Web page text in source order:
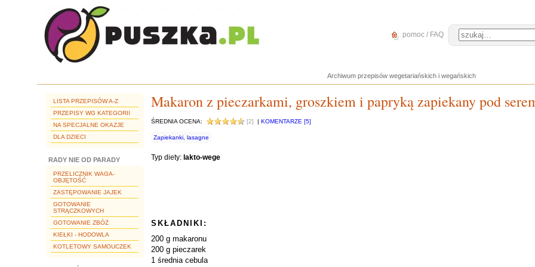
pomoc / FAQ
Archiwum przepisów wegetariańskich i wegańskich
LISTA PRZEPISÓW A-Z
PRZEPISY WG KATEGORII
NA SPECJALNE OKAZJE
DLA DZIECI
RADY NIE OD PARADY
PRZELICZNIK WAGA-
OBJĘTOŚĆ
ZASTĘPOWANIE JAJEK
GOTOWANIE
STRĄCZKOWYCH
GOTOWANIE ZBÓŻ
KIEŁKI - HODOWLA
KOTLETOWY SAMOUCZEK
Makaron z pieczarkami, groszkiem i papryką zapiekany pod
ŚREDNIA OCENA: [2] | KOMENTARZE [5]
Zapiekanki, lasagne
Typ diety: lakto-wege
SKŁADNIKI:
200 g makaronu
200 g pieczarek
1 średnia cebula